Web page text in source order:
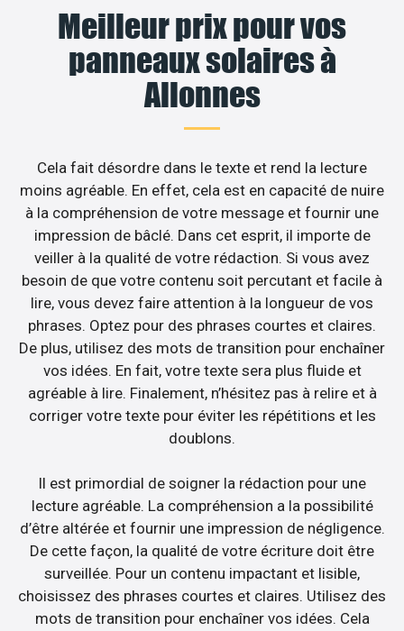
Meilleur prix pour vos
panneaux solaires à
Allonnes
Cela fait désordre dans le texte et rend la lecture
moins agréable. En effet, cela est en capacité de nuire
à la compréhension de votre message et fournir une
impression de bâclé. Dans cet esprit, il importe de
veiller à la qualité de votre rédaction. Si vous avez
besoin de que votre contenu soit percutant et facile à
lire, vous devez faire attention à la longueur de vos
phrases. Optez pour des phrases courtes et claires.
De plus, utilisez des mots de transition pour enchaîner
vos idées. En fait, votre texte sera plus fluide et
agréable à lire. Finalement, n’hésitez pas à relire et à
corriger votre texte pour éviter les répétitions et les
doublons.
Il est primordial de soigner la rédaction pour une
lecture agréable. La compréhension a la possibilité
d’être altérée et fournir une impression de négligence.
De cette façon, la qualité de votre écriture doit être
surveillée. Pour un contenu impactant et lisible,
choisissez des phrases courtes et claires. Utilisez des
mots de transition pour enchaîner vos idées. Cela